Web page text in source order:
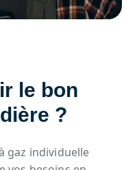
le bon
?
gaz individuelle